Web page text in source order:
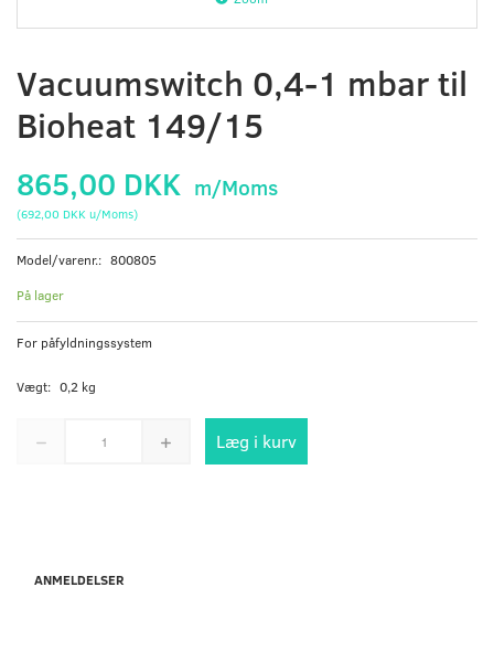
Vacuumswitch 0,4-1 mbar til
Bioheat 149/15
865,00 DKK m/Moms
(692,00 DKK u/Moms)
Model/varenr.: 800805
På lager
For påfyldningssystem
Vægt: 0,2 kg
Læg i kurv
ANMELDELSER